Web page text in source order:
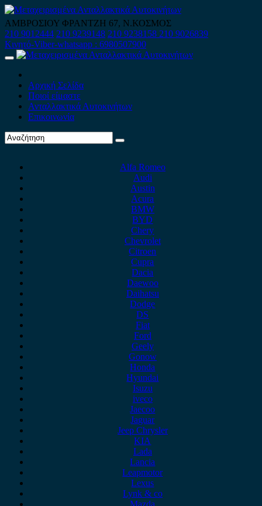
Skip
to
content
ΑΜΒΡΟΣΙΟΥ ΦΡΑΝΤΖΗ 67, Ν.ΚΟΣΜΟΣ
210 9012444 210 9239148 210 9238158 210 9026839
Κινητό-Viber-whatsapp : 6980507900
Primary
Αρχική Σελίδα
Ποιοί είμαστε
Ανταλλακτικά Αυτοκινήτων
Επικοινωνία
Alfa Romeo
Audi
Austin
Acura
BMW
BYD
Chery
Chevrolet
Citroen
Cupra
Dacia
Daewoo
Daihatsu
Dodge
DS
Fiat
Ford
Geely
Gonow
Honda
Hyundai
Isuzu
iveco
Jaecoo
Jaguar
Jeep Chrysler
KIA
Lada
Lancia
Leapmotor
Lexus
Lynk & co
Mazda